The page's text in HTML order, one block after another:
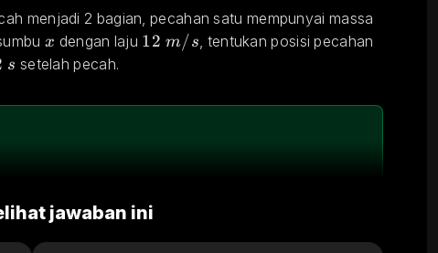
menjadi 2 bagian, pecahan satu mempunyai massa
x
x dengan laju 12 \space m/s
12 m/s , tentukan posisi pecahan
s
s setelah pecah.
jawaban ini